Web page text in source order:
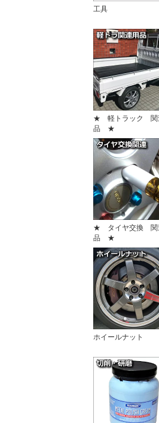
工具
★ 軽トラック 関
品 ★
★ タイヤ交換 関
品 ★
ホイールナット